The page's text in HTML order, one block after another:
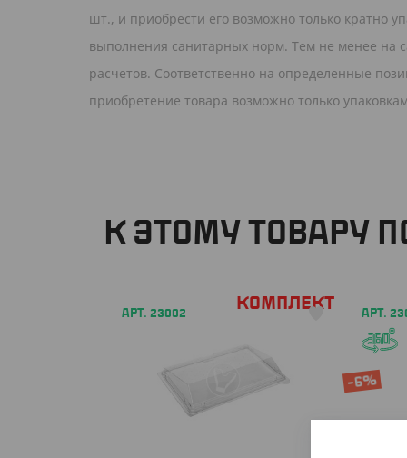
шт., и приобрести его возможно только кратно
выполнения санитарных норм. Тем не менее на
расчетов. Соответственно на определенные
приобретение товара возможно только
К ЭТОМУ ТОВАРУ
АРТ. 23002
Комплект
АРТ.
-6%